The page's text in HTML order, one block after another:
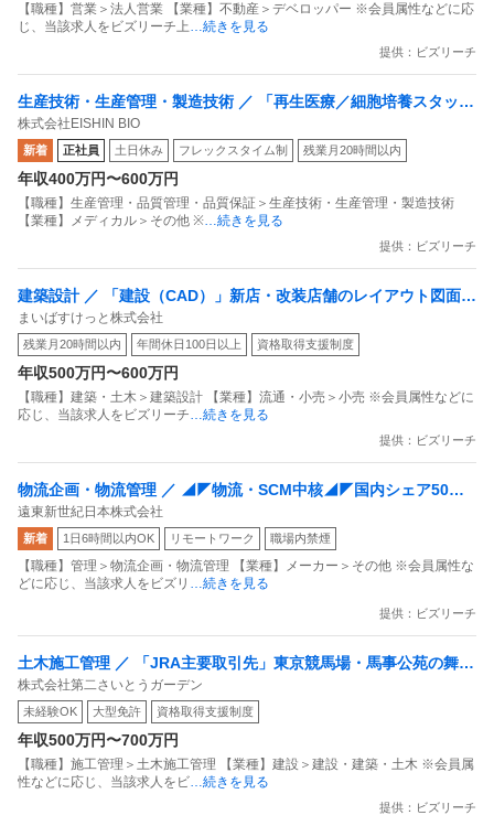
特に今回のように
であれば、会社が業務を命じているのと同じ扱いになりま
す。
「自己判断だから払わない」は、
会社が責任を回避するための典型的な違法主張 です。
実際に働いた時間を削る → 賃金不払いで違法
フレックス制でも休日出勤手当は必要
「自己判断だから払わない」は通らない
行政に相談すれば是正される可能性が高い
補足：
今後は、残業20時間以内に収まりそうにないことが分か
った時点で、会社に相談すべきでしょう。
会社は、他の人に分担させるか、20時間を超えて働かせ
て残業代を払うかになるでしょう。
もし会社が、20時間を超えても仕方がないと働かせて、
それでも残業代を出さないようでしたら、20時間を超え
それはあなたの責任ではなく、業務配分が適切でない会社
の責任となります。
【職種】営業＞法人営業 【業種】不動産＞デベロッパー ※会員属性などに応
じ、当該求人をビズリーチ上…続きを見る
提供：ビズリーチ
生産技術・生産管理・製造技術 ／ 「再生医療／細胞培養スタッ
フ」残業月5時間以内／厚労省認可の最新CPF／風通しの良い環境
で再生医療の細胞加工・保管
株式会社EISHIN BIO
新着 正社員 土日休み フレックスタイム制 残業月20時間以内
年収400万円〜600万円
【職種】生産管理・品質管理・品質保証＞生産技術・生産管理・製造技術
【業種】メディカル＞その他 ※…続きを見る
提供：ビズリーチ
建築設計 ／ 「建設（CAD）」新店・改装店舗のレイアウト図面作
成／年休125日・残業15.8h程度／イオンGで安定基盤
まいばすけっと株式会社
残業月20時間以内 年間休日100日以上 資格取得支援制度
年収500万円〜600万円
【職種】建築・土木＞建築設計 【業種】流通・小売＞小売 ※会員属性などに
応じ、当該求人をビズリーチ…続きを見る
提供：ビズリーチ
物流企画・物流管理 ／ ◢◤物流・SCM中核◢◤国内シェア50％
超・日本のペットボトル3本に1本は当社レジン（樹脂）／週休3日
制選択可・残業20h程度／「日本のペットボトル100％循環」を牽
引
遠東新世紀日本株式会社
新着 1日6時間以内OK リモートワーク 職場内禁煙
【職種】管理＞物流企画・物流管理 【業種】メーカー＞その他 ※会員属性な
どに応じ、当該求人をビズリ …続きを見る
提供：ビズリーチ
土木施工管理 ／ 「JRA主要取引先」東京競馬場・馬事公苑の舞台
裏を支える「運転工」募集！大型・重機免許を活かし／残業なし
の安定ワークを
株式会社第二さいとうガーデン
未経験OK 大型免許 資格取得支援制度
年収500万円〜700万円
【職種】施工管理＞土木施工管理 【業種】建設＞建設・建築・土木 ※会員属
性などに応じ、当該求人をビ…続きを見る
提供：ビズリーチ